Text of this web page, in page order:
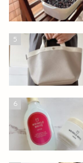
5
6